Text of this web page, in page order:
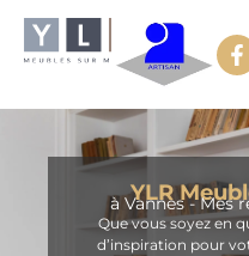
YLR
à Vannes - Mes
Que vous soyez en
d’inspiration pour